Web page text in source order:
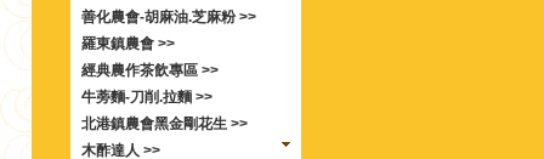
善化農會-胡麻油.芝麻粉 >>
羅東鎮農會 >>
經典農作茶飲專區 >>
牛蒡麵-刀削.拉麵 >>
北港鎮農會黑金剛花生 >>
木酢達人 >>